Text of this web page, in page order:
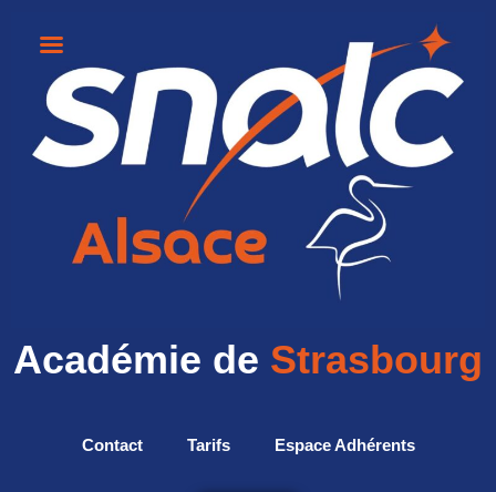
Académie de Strasbourg
Contact Tarifs Espace Adhérents